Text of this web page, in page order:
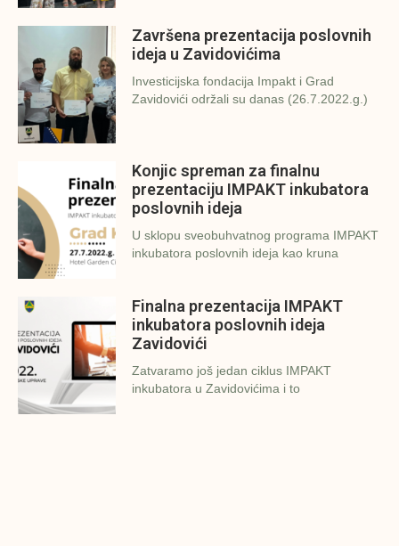
Završena prezentacija poslovnih
ideja u Zavidovićima
Investicijska fondacija Impakt i Grad
Zavidovići održali su danas (26.7.2022.g.)
Konjic spreman za finalnu
prezentaciju IMPAKT inkubatora
poslovnih ideja
U sklopu sveobuhvatnog programa IMPAKT
inkubatora poslovnih ideja kao kruna
Finalna prezentacija IMPAKT
inkubatora poslovnih ideja
Zavidovići
Zatvaramo još jedan ciklus IMPAKT
inkubatora u Zavidovićima i to